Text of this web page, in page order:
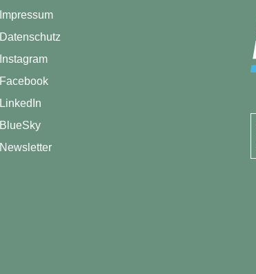
Impressum
Datenschutz
Instagram
Facebook
LinkedIn
BlueSky
Newsletter